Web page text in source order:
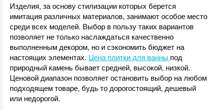
Изделия, за основу стилизации которых берется
имитация различных материалов, занимают особое место
среди всех моделей. Выбор в пользу таких вариантов
позволяет не только наслаждаться качественно
выполненным декором, но и сэкономить бюджет на
настоящих элементах. Цена плитки для ванны под
природный камень бывает средней, высокой, низкой.
Ценовой диапазон позволяет остановить выбор на любом
подходящем товаре, будь то дорогостоящий, дешевый
или недорогой.